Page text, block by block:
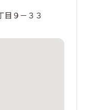
目９－３３